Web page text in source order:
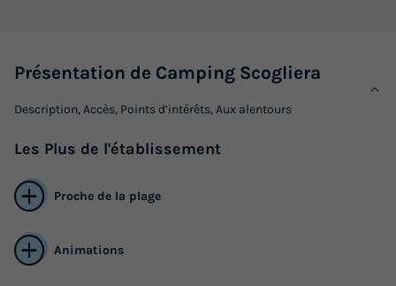
Présentation de Camping Scogliera
Description, Accès, Points d’intérêts, Aux alentours
Les Plus de l'établissement
Proche de la plage
Animations